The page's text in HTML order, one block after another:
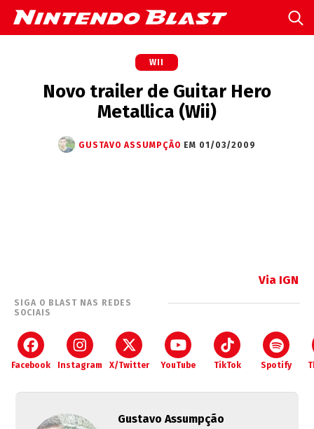
WII
Novo trailer de Guitar Hero
Metallica (Wii)
GUSTAVO ASSUMPÇÃO EM 01/03/2009
Via IGN
SIGA O BLAST NAS REDES
SOCIAIS
Facebook Instagram X/Twitter YouTube TikTok Spotify
Gustavo Assumpção